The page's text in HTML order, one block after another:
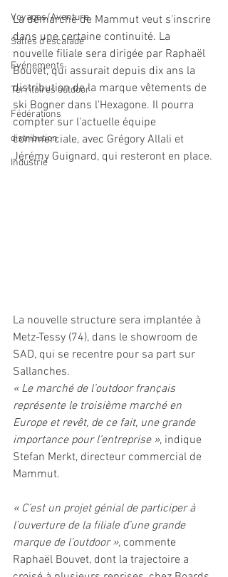
Voyages/Aventure
Salles d'escalade
Evénements
Territoires outdoor
Fédérations
distribution
Industrie
La démarche de Mammut veut s'inscrire
dans une certaine continuité. La
nouvelle filiale sera dirigée par Raphaël
Bouvet, qui assurait depuis dix ans la
distribution de la marque vêtements de
ski Bogner dans l'Hexagone. Il pourra
compter sur l'actuelle équipe
commerciale, avec Grégory Allali et
Jérémy Guignard, qui resteront en place.​​
La nouvelle structure sera implantée à
Metz-Tessy (74), dans le showroom de
SAD, qui se recentre pour sa part sur
Sallanches.
« Le marché de l’outdoor français
représente le troisième marché en
Europe et revêt, de ce fait, une grande
importance pour l’entreprise », indique
Stefan Merkt, directeur commercial de
Mammut.
« C’est un projet génial de participer à
l’ouverture de la filiale d’une grande
marque de l’outdoor », commente
Raphaël Bouvet, dont la trajectoire a